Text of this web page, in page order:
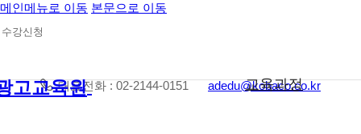
메인메뉴로 이동 본문으로 이동
대표전화 : 02-2144-0151 adedu@kobaco.co.kr
수강신청
교육과정